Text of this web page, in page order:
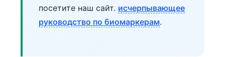
посетите наш сайт. исчерпывающее
руководство по биомаркерам.